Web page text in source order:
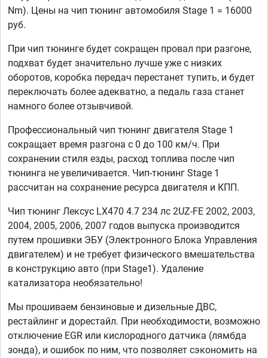
Nm). Цены на чип тюнинг автомобиля Stage 1 = 16000
руб.
При чип тюнинге будет сокращен провал при разгоне,
подхват будет значительно лучше уже с низких
оборотов, коробка передач перестанет тупить, и будет
переключать более адекватно, а педаль газа станет
намного более отзывчивой.
Профессиональный чип тюнинг двигателя Stage 1
сокращает время разгона с 0 до 100 км/ч. При
сохранении стиля езды, расход топлива после чип
тюнинга не увеличивается. Чип-тюнинг Stage 1
рассчитан на сохранение ресурса двигателя и КПП.
Чип тюнинг Лексус LX470 4.7 234 лс 2UZ-FE 2002, 2003,
2004, 2005, 2006, 2007 годов выпуска производится
путем прошивки ЭБУ (Электронного Блока Управления
двигателем) и не требует физического вмешательства
в конструкцию авто (при Stage1). Удаление
катализатора необязательно!
Мы прошиваем бензиновые и дизельные ДВС,
рестайлинг и дорестайл. При необходимости, возможно
отключение EGR или кислородного датчика (лямбда
зонда), и ошибок по ним, что позволяет сэкономить на